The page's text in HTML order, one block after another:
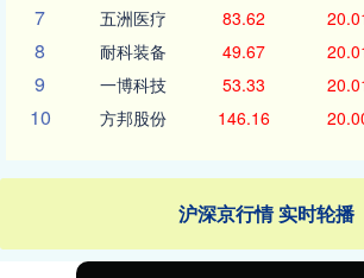
7 五洲医疗 83.62
8 耐科装备 49.67
9 一博科技 53.33
10 方邦股份 146.16
沪深京行情 实时轮播